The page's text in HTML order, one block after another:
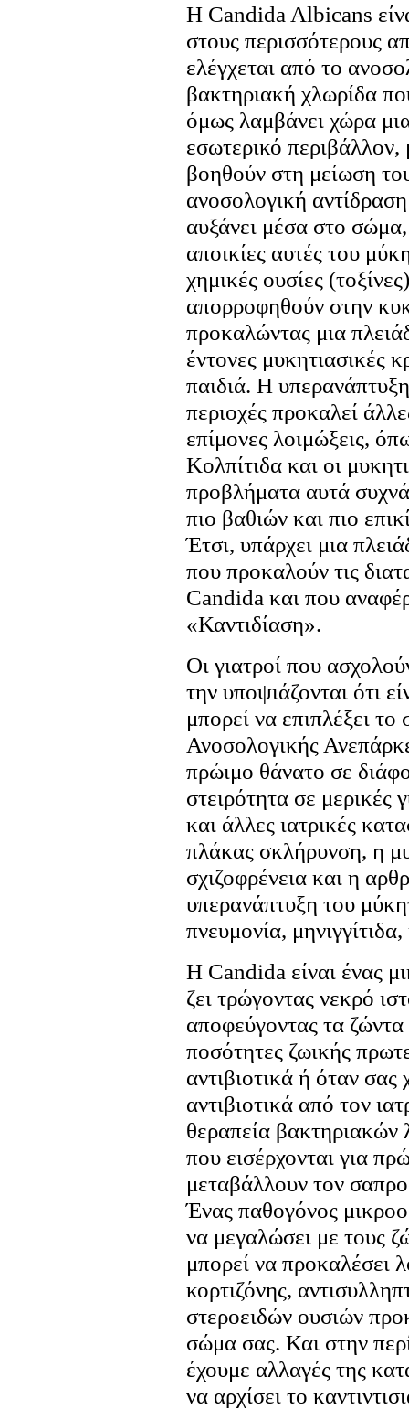
Η Candida Albicans
στους περισσότερους
ελέγχεται από το
βακτηριακή χλωρίδα
όμως λαμβάνει χώρα
εσωτερικό
βοηθούν στη μείωση
ανοσολογική
αυξάνει μέσα στο
αποικίες αυτές του
χημικές ουσίες
απορροφηθούν στην
προκαλώντας μια
έντονες μυκητιασικές
παιδιά. Η
περιοχές προκαλεί
επίμονες λοιμώξεις,
Κολπίτιδα και οι
προβλήματα αυτά συχνά
πιο βαθιών και πιο
Έτσι, υπάρχει μια
που προκαλούν τις
Candida και που
«Καντιδίαση».
Οι γιατροί που
την υποψιάζονται ότι
μπορεί να επιπλέξει
Ανοσολογικής
πρώιμο θάνατο σε
στειρότητα σε μερικές
και άλλες ιατρικές
πλάκας σκλήρυνση, η
σχιζοφρένεια και η
υπερανάπτυξη του
πνευμονία,
Η Candida είναι ένας
ζει τρώγοντας νεκρό
αποφεύγοντας τα
ποσότητες ζωικής
αντιβιοτικά ή όταν
αντιβιοτικά από τον
θεραπεία
που εισέρχονται για
μεταβάλλουν τον
Ένας παθογόνος
να μεγαλώσει με τους
μπορεί να
κορτιζόνης,
στεροειδών ουσιών
σώμα σας. Και στην
έχουμε αλλαγές της
να αρχίσει το